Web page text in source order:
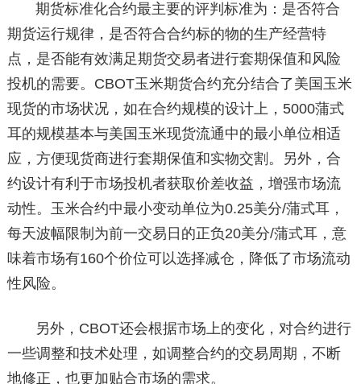
期货标准化合约最主要的评判标准为：是否符合
期货运行规律，是否符合合约标的物的生产经营特
点，是否能有效满足期货交易者进行套期保值和风险
投机的需要。CBOT玉米期货合约充分结合了美国玉米
现货的市场状况，如在合约规模的设计上，5000蒲式
耳的规模基本与美国玉米现货流通中的最小单位相适
应，方便现货商进行套期保值和实物交割。另外，合
约设计有利于市场投机者获取价差收益，增强市场流
动性。玉米合约中最小变动单位为0.25美分/蒲式耳，
每天波幅限制为前一交易日的正负20美分/蒲式耳，意
味着市场有160个价位可以选择减仓，降低了市场流动
性风险。
另外，CBOT还会根据市场上的变化，对合约进行
一些调整和技术处理，如调整合约的交易周期，不断
地修正，也更加贴合市场的需求。